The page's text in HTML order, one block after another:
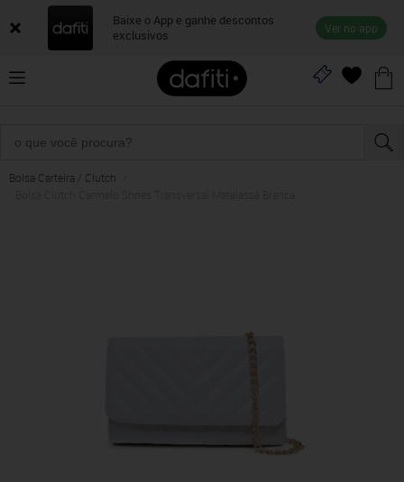
Baixe o App e ganhe descontos
exclusivos
Ver no app
Bolsa Carteira / Clutch